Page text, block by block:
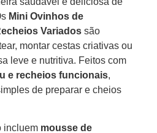
Mini Ovinhos de
Variados são
montar cestas criativas ou
leve e nutritiva. Feitos com
e recheios funcionais,
de preparar e cheios
incluem mousse de